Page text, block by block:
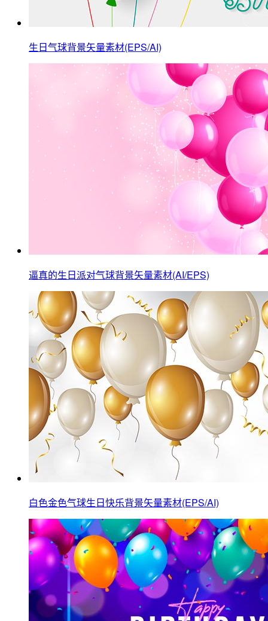
生日气球背景矢量素材(EPS/AI)
逼真的生日派对气球背景矢量素材(AI/EPS)
白色金色气球生日快乐背景矢量素材(EPS/AI)